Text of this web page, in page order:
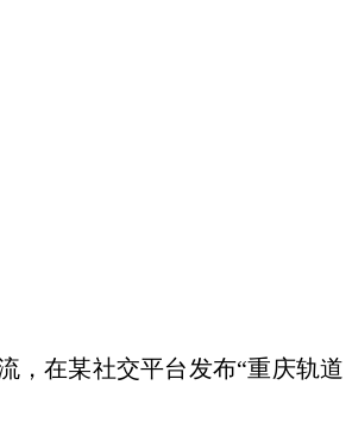
，在某社交平台发布“重庆轨道